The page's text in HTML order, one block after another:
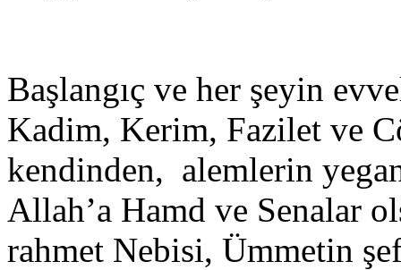
Başlangıç ve her şeyin
Kadim, Kerim, Fazilet ve
kendinden, alemlerin
Allah’a Hamd ve Senalar
rahmet Nebisi, Ümmetin